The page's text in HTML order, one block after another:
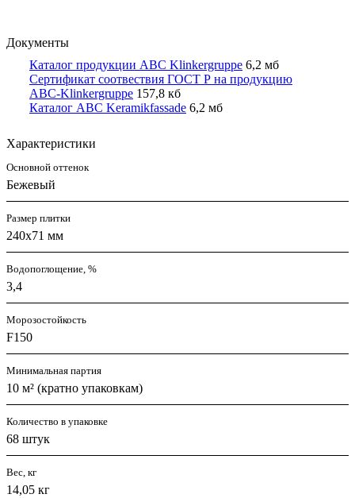
Документы
Каталог продукции ABC Klinkergruppe 6,2 мб
Сертификат соотвествия ГОСТ Р на продукцию
ABC-Klinkergruppe 157,8 кб
Каталог ABC Keramikfassade 6,2 мб
Характеристики
Основной оттенок
Бежевый
Размер плитки
240x71 мм
Водопоглощение, %
3,4
Морозостойкость
F150
Минимальная партия
10 м² (кратно упаковкам)
Количество в упаковке
68 штук
Вес, кг
14,05 кг